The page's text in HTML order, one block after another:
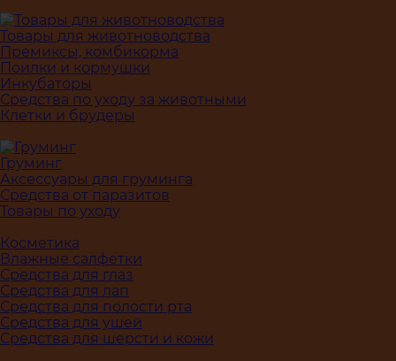
Товары для животноводства
Премиксы, комбикорма
Поилки и кормушки
Инкубаторы
Средства по уходу за животными
Клетки и брудеры
Груминг
Аксессуары для груминга
Средства от паразитов
Товары по уходу
Косметика
Влажные салфетки
Средства для глаз
Средства для лап
Средства для полости рта
Средства для ушей
Средства для шерсти и кожи